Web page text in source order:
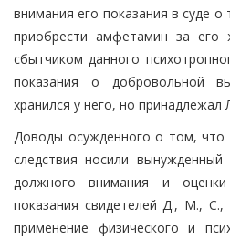
внимания его показания в суде
приобрести амфетамин за его
сбытчиком данного
показания о добровольной
хранился у него, но принадлежал
Доводы осужденного о том, что
следствия носили
должного внимания и
показания свидетелей Д., М.,
применение физического и